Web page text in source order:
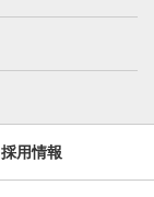
採用情報